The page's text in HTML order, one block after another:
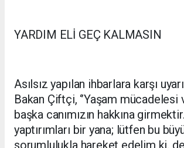
YARDIM ELİ GEÇ KALMASIN
Asılsız yapılan ihbarlara karşı
Bakan Çiftçi, ‘’Yaşam mücadelesi
başka canımızın hakkına
yaptırımları bir yana; lütfen bu
sorumlulukla hareket edelim ki,